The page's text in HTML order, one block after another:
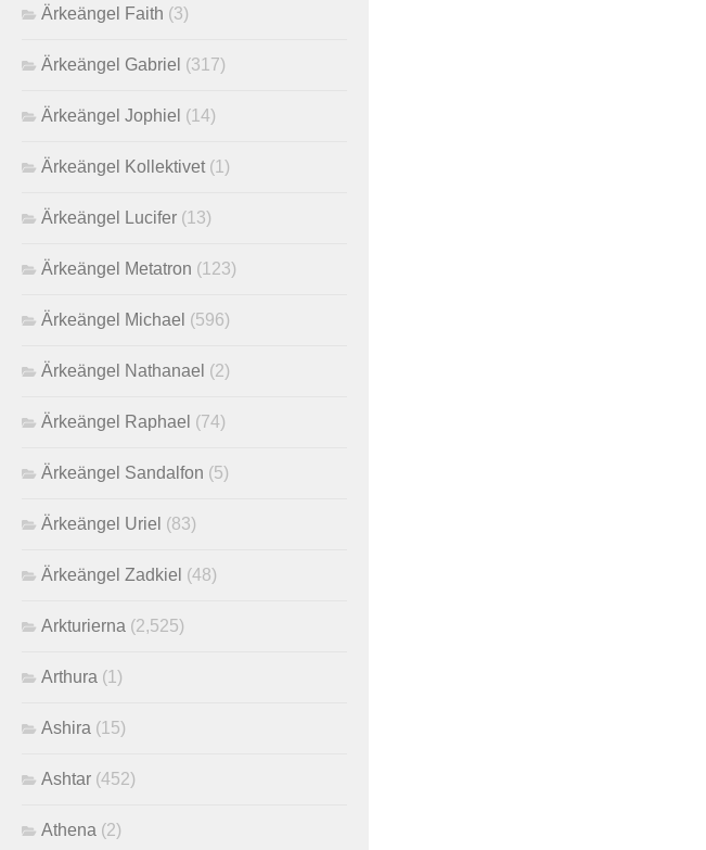
Ärkeängel Faith (3)
Ärkeängel Gabriel (317)
Ärkeängel Jophiel (14)
Ärkeängel Kollektivet (1)
Ärkeängel Lucifer (13)
Ärkeängel Metatron (123)
Ärkeängel Michael (596)
Ärkeängel Nathanael (2)
Ärkeängel Raphael (74)
Ärkeängel Sandalfon (5)
Ärkeängel Uriel (83)
Ärkeängel Zadkiel (48)
Arkturierna (2,525)
Arthura (1)
Ashira (15)
Ashtar (452)
Athena (2)